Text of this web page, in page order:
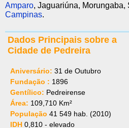
Amparo, Jaguariúna, Morungaba,
Campinas.
Dados Principais sobre a
Cidade de Pedreira
Aniversário: 31 de Outubro
Fundação : 1896
Gentílico: Pedreirense
Área: 109,710 Km²
População 41 549 hab. (2010)
IDH 0,810 - elevado